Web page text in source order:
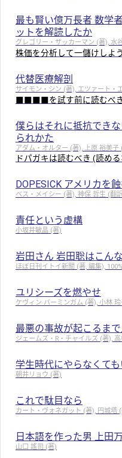
最も賢い億万長者 数学
ットを解読したか
グレゴリー・ザッカーマン (著), 水
株価を分析して一儲けしよ
代替医療解剖
サイモン・シン (著), エツァート・
■■■■を試す前に読むべき
僕らはそれに抵抗でき
られかた
アダム・オルター (著), 上原 裕美子
ドパガキは読むべき (読める
DOPESICK アメリカを
ベス・メイシー (著), 神保 哲生 (翻
責任という虚構
小坂井敏晶 (著)
岩田さん 岩田聡はこん
ほぼ日刊イトイ新聞 (著, 編集),
ユリシーズを燃やせ
ケヴィン バーミンガム (著), 小林
最悪の事故が起こるま
ジェームズ・R・チャイルズ (著),
学生時代にやらなくて
朝井リョウ (著)
これで駄目なら
カート・ヴォネガット (著), 円城塔
日本語を作った男 上田
山口 謠司 (著)